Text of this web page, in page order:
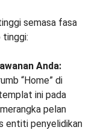
semasa fasa
tinggi:
Anda:
“Home” di
ini pada
pelan
entiti penyelidikan